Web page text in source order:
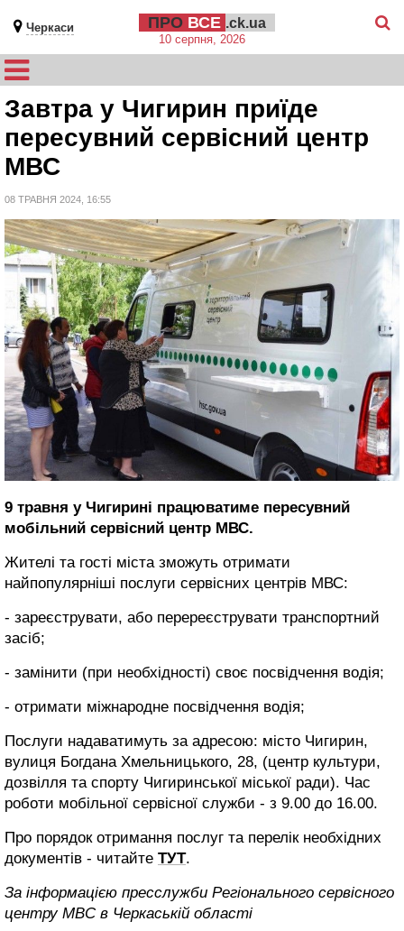
Черкаси ПРО ВСЕ .ck.ua
10 серпня, 2026
Завтра у Чигирин приїде
пересувний сервісний центр
МВС
08 ТРАВНЯ 2024, 16:55
9 травня у Чигирині працюватиме пересувний
мобільний сервісний центр МВС.
Жителі та гості міста зможуть отримати
найпопулярніші послуги сервісних центрів МВС:
- зареєструвати, або перереєструвати транспортний
засіб;
- замінити (при необхідності) своє посвідчення водія;
- отримати міжнародне посвідчення водія;
Послуги надаватимуть за адресою: місто Чигирин,
вулиця Богдана Хмельницького, 28, (центр культури,
дозвілля та спорту Чигиринської міської ради). Час
роботи мобільної сервісної служби - з 9.00 до 16.00.
Про порядок отримання послуг та перелік необхідних
документів - читайте ТУТ.
За інформацією пресслужби Регіонального сервісного
центру МВС в Черкаській області